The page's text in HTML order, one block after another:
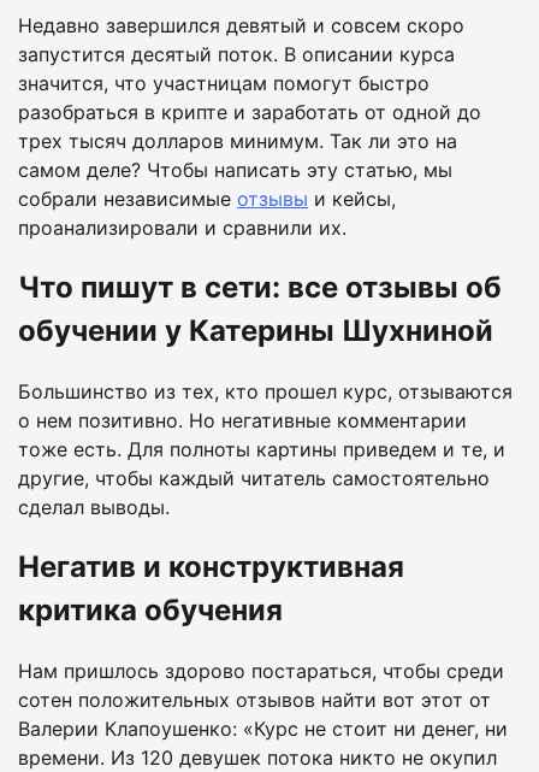
Недавно завершился девятый и совсем скоро
запустится десятый поток. В описании курса
значится, что участницам помогут быстро
разобраться в крипте и заработать от одной до
трех тысяч долларов минимум. Так ли это на
самом деле? Чтобы написать эту статью, мы
собрали независимые отзывы и кейсы,
проанализировали и сравнили их.
Что пишут в сети: все отзывы об
обучении у Катерины Шухниной
Большинство из тех, кто прошел курс, отзываются
о нем позитивно. Но негативные комментарии
тоже есть. Для полноты картины приведем и те, и
другие, чтобы каждый читатель самостоятельно
сделал выводы.
Негатив и конструктивная
критика обучения
Нам пришлось здорово постараться, чтобы среди
сотен положительных отзывов найти вот этот от
Валерии Клапоушенко: «Курс не стоит ни денег, ни
времени. Из 120 девушек потока никто не окупил